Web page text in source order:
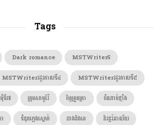
Tags
Dark romance
MSTWriter5
MSTWriterរដូវកាលទី៤
MSTWriterរដូវកាលទី៥
ទី៧ ក្រុមសាមូរ៉ៃ ចិត្តត្រួតត្រា
ចំណាប់ខ្មាំង
ទំនុកភ្លេងស្នេហ៍ នាងនិងគេ
និរន្តរ៍អាល័យ